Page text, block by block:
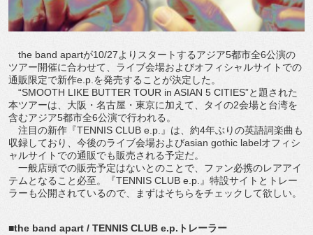
the band apartが10/27よりスタートするアジア5都市全6公演の
ツアー開催に合わせて、ライブ会場およびオフィシャルサイトでの
通販限定で新作e.p.を発売することが決定した。
“SMOOTH LIKE BUTTER TOUR in ASIAN 5 CITIES”と題された
本ツアーは、大阪・名古屋・東京に加えて、タイの2会場と台湾を
含むアジア5都市全6公演で行われる。
注目の新作『TENNIS CLUB e.p.』は、約4年ぶりの英語詞楽曲も
収録しており、今後のライブ会場およびasian gothic labelオフィシ
ャルサイトでの通販でも販売される予定だ。
一般店頭での販売予定はないとのことで、ファン必携のレアアイ
テムとなること必至。『TENNIS CLUB e.p.』特設サイトとトレー
ラーも公開されているので、まずはそちらをチェックして欲しい。
■the band apart / TENNIS CLUB e.p.トレーラー